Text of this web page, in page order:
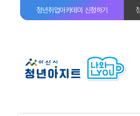
청년취업아카데미 신청하기